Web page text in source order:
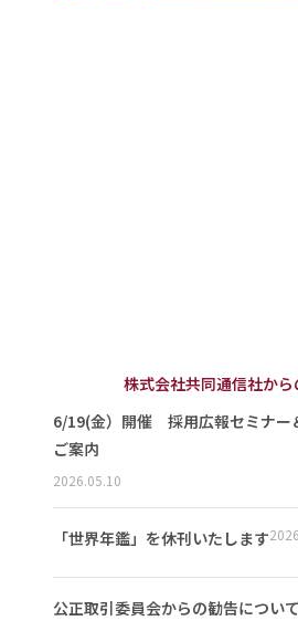
株式会社共同通信社か
6/19(金）開催 採用広報セミナー
ご案内
2026.05.10
「世界年鑑」を休刊いたします
公正取引委員会からの勧告について